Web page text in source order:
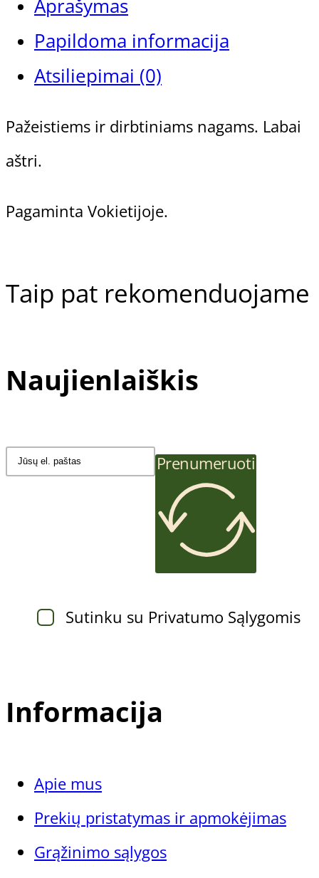
nagams,
Ø
Aprašymas
Papildoma informacija
Atsiliepimai (0)
Pažeistiems ir dirbtiniams nagams. Labai
aštri.
Pagaminta Vokietijoje.
Taip pat rekomenduojame
Naujienlaiškis
Prenumeruoti
Sutinku su Privatumo Sąlygomis
Informacija
Apie mus
Prekių pristatymas ir apmokėjimas
Grąžinimo sąlygos